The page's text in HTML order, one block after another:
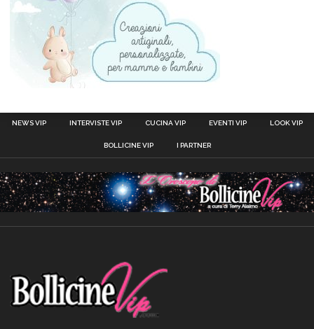
NEWS VIP INTERVISTE VIP CUCINA VIP EVENTI VIP LOOK VIP
BOLLICINE VIP I PARTNER